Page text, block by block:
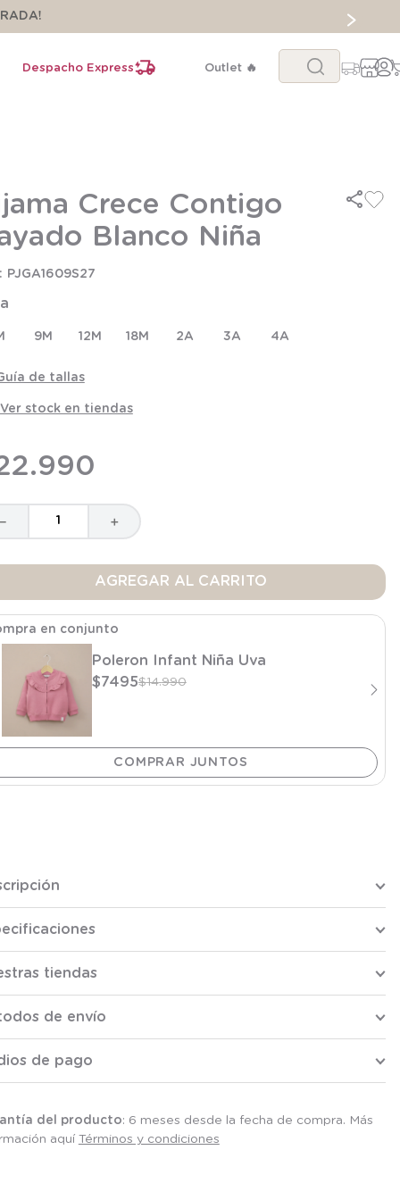
Despacho Express Outlet 🔥
Buscar...
Crece Contigo
Blanco Niña
PJGA1609S27
9M 12M 18M 2A 3A 4A
de tallas
Ver stock en tiendas
.990
＋
－
AGREGAR AL CARRITO
en conjunto
Poleron Infant Niña Uva
$7495$14.990
tiendas
de envío
de pago
del producto: 6 meses desde la fecha de compra. Más
aquí Términos y condiciones